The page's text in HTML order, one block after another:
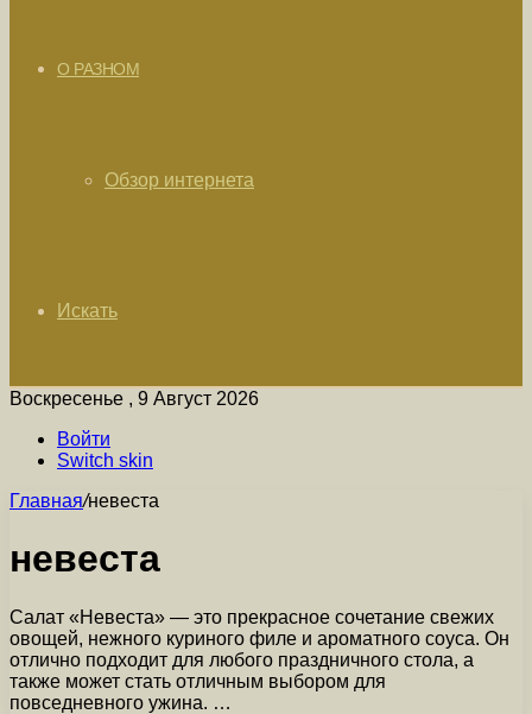
О РАЗНОМ
Обзор интернета
Искать
Воскресенье , 9 Август 2026
Войти
Switch skin
Главная/невеста
невеста
Салат «Невеста» — это прекрасное сочетание свежих
овощей, нежного куриного филе и ароматного соуса. Он
отлично подходит для любого праздничного стола, а
также может стать отличным выбором для
повседневного ужина. …